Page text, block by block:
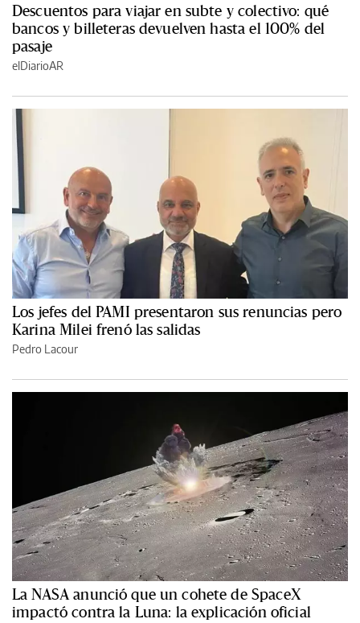
Descuentos para viajar en subte y colectivo: qué
bancos y billeteras devuelven hasta el 100% del
pasaje
elDiarioAR
Los jefes del PAMI presentaron sus renuncias pero
Karina Milei frenó las salidas
Pedro Lacour
La NASA anunció que un cohete de SpaceX
impactó contra la Luna: la explicación oficial